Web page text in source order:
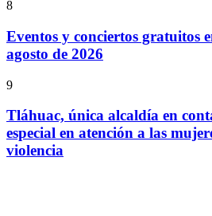
8
Eventos y conciertos gratuitos
agosto de 2026
9
Tláhuac, única alcaldía en
especial en atención a las
violencia